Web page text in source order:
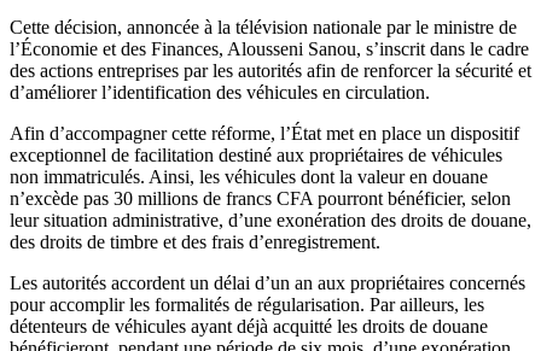
Cette décision, annoncée à la télévision nationale par le ministre de
l’Économie et des Finances, Alousseni Sanou, s’inscrit dans le cadre
des actions entreprises par les autorités afin de renforcer la sécurité et
d’améliorer l’identification des véhicules en circulation.
Afin d’accompagner cette réforme, l’État met en place un dispositif
exceptionnel de facilitation destiné aux propriétaires de véhicules
non immatriculés. Ainsi, les véhicules dont la valeur en douane
n’excède pas 30 millions de francs CFA pourront bénéficier, selon
leur situation administrative, d’une exonération des droits de douane,
des droits de timbre et des frais d’enregistrement.
Les autorités accordent un délai d’un an aux propriétaires concernés
pour accomplir les formalités de régularisation. Par ailleurs, les
détenteurs de véhicules ayant déjà acquitté les droits de douane